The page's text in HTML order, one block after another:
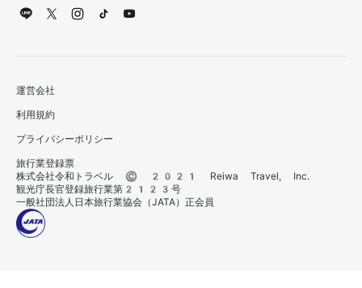
運営会社
利用規約
プライバシーポリシー
旅行業登録票
株式会社令和トラベル © 2021 Reiwa Travel, Inc.
観光庁長官登録旅行業第2123号
一般社団法人日本旅行業協会（JATA）正会員